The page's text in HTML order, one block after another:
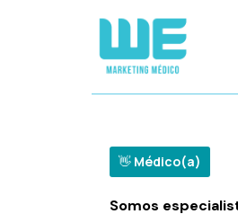
👋 Médico(a)
Somos